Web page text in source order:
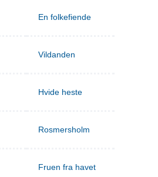
En folkefiende
Vildanden
Hvide heste
Rosmersholm
Fruen fra havet